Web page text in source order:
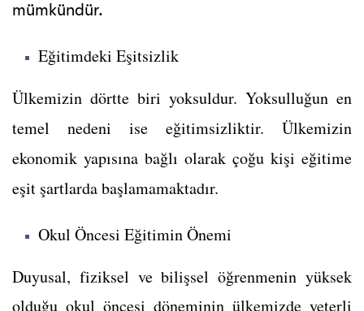
mümkündür.
Eğitimdeki Eşitsizlik
Ülkemizin dörtte biri yoksuldur. Yoksulluğun en
temel nedeni ise eğitimsizliktir. Ülkemizin
ekonomik yapısına bağlı olarak çoğu kişi eğitime
eşit şartlarda başlamamaktadır.
Okul Öncesi Eğitimin Önemi
Duyusal, fiziksel ve bilişsel öğrenmenin yüksek
olduğu okul öncesi döneminin ülkemizde yeterli